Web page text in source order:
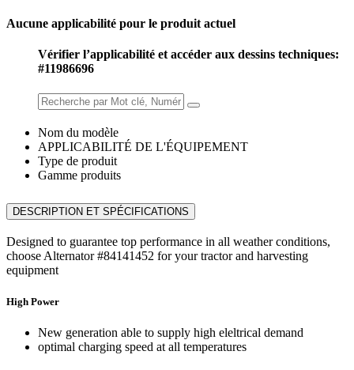
Aucune applicabilité pour le produit actuel
Vérifier l’applicabilité et accéder aux dessins techniques:
#11986696
Nom du modèle
APPLICABILITÉ DE L'ÉQUIPEMENT
Type de produit
Gamme produits
DESCRIPTION ET SPÉCIFICATIONS
Designed to guarantee top performance in all weather conditions,
choose Alternator #84141452 for your tractor and harvesting
equipment
High Power
New generation able to supply high eleltrical demand
optimal charging speed at all temperatures